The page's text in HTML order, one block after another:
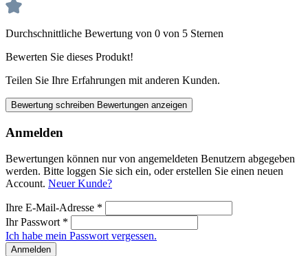
Durchschnittliche Bewertung von 0 von 5 Sternen
Bewerten Sie dieses Produkt!
Teilen Sie Ihre Erfahrungen mit anderen Kunden.
Bewertung schreiben Bewertungen anzeigen
Anmelden
Bewertungen können nur von angemeldeten Benutzern abgegeben
werden. Bitte loggen Sie sich ein, oder erstellen Sie einen neuen
Account. Neuer Kunde?
Ihre E-Mail-Adresse *
Ihr Passwort *
Ich habe mein Passwort vergessen.
Anmelden